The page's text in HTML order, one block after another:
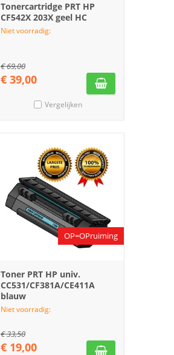
Tonercartridge PRT HP
CF542X 203X geel HC
Niet voorradig:
€69,00
€ 39,00
Vergelijken
OP=OPruiming
Toner PRT HP univ.
CC531/CF381A/CE411A
blauw
Niet voorradig:
€33,50
€ 19,00